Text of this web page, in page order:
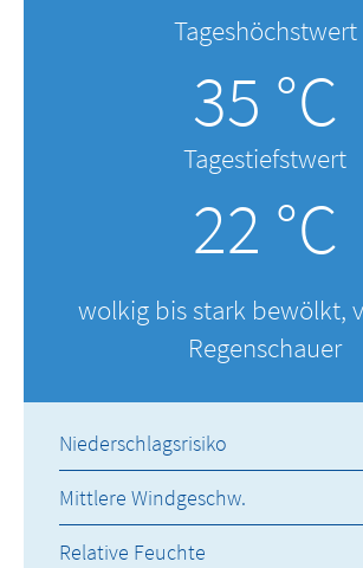
Tageshöchstwert
35 °C
Tagestiefstwert
22 °C
wolkig bis stark bewölkt,
Regenschauer
Niederschlagsrisiko
Mittlere Windgeschw.
Relative Feuchte